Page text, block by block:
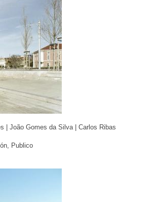
| João Gomes da Silva | Carlos Ribas
Publico